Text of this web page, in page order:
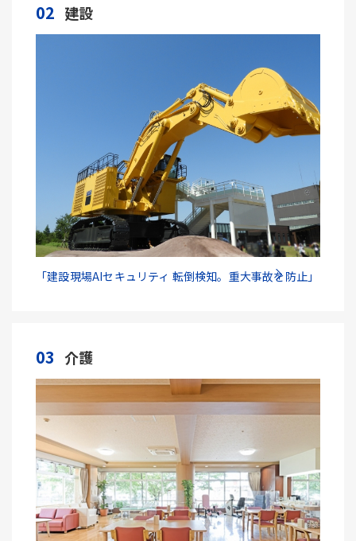
02 建設
「建設現場AIセキュリティ 転倒検知。重大事故を防止」
03 介護